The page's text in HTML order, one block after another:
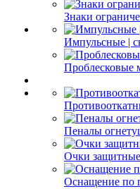
Знаки
Импульсные |
Проблесковые
Пеналы
Очки защитные
Оснащение по